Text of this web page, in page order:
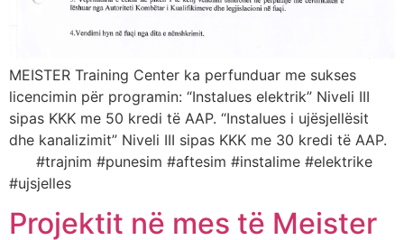
MEISTER Training Center ka perfunduar me sukses
licencimin për programin: “Instalues elektrik” Niveli III
sipas KKK me 50 kredi të AAP. “Instalues i ujësjellësit
dhe kanalizimit” Niveli III sipas KKK me 30 kredi të AAP.
#trajnim #punesim #aftesim #instalime #elektrike
#ujsjelles
Projektit në mes të Meister